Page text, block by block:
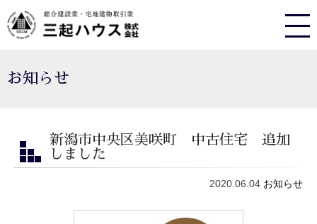
お知らせ
新潟市中央区美咲町 中古住宅 追加
しました
2020.06.04 お知らせ